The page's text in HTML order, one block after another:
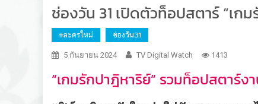
ช่องวัน 31 เปิดตัวท็อปสตาร์ “เก
#ละครใหม่ ช่องวัน31
5 กันยายน 2024 TV Digital Watch 1413
“เกมรักปาฎิหาริย์” รวมท็อปสตาร์ง